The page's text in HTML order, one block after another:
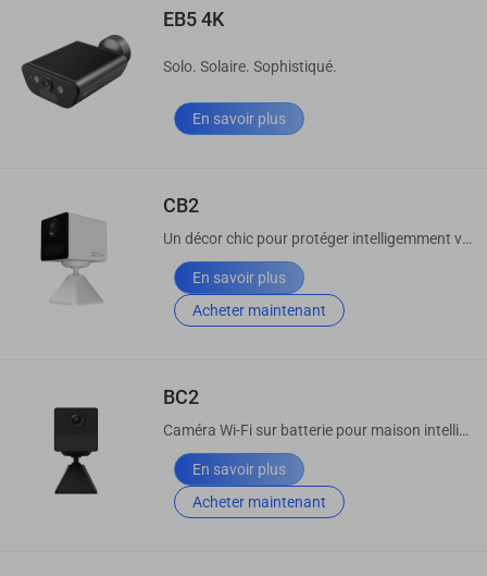
EB5 4K
Solo. Solaire. Sophistiqué.
En savoir plus
CB2
Un décor chic pour protéger intelligemment votre maison
En savoir plus
Acheter maintenant
BC2
Caméra Wi-Fi sur batterie pour maison intelligente
En savoir plus
Acheter maintenant